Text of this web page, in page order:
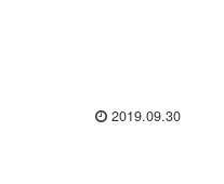
2019.09.30